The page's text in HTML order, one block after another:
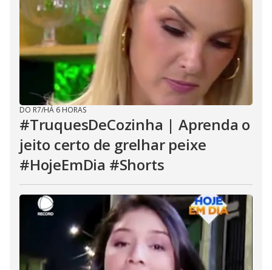
DO R7/HÁ 6 HORAS
#TruquesDeCozinha | Aprenda o
jeito certo de grelhar peixe
#HojeEmDia #Shorts